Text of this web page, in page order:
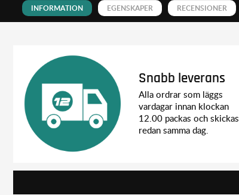
INFORMATION EGENSKAPER RECENSIONER
Snabb leverans
Alla ordrar som läggs
vardagar innan klockan
12.00 packas och skickas
redan samma dag.